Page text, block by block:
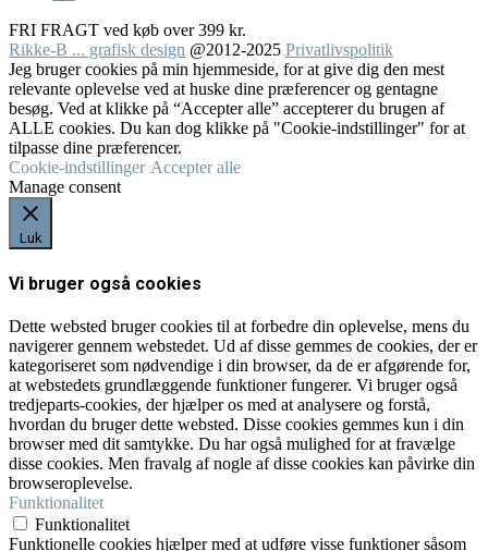
FRI FRAGT ved køb over 399 kr.
Rikke-B ... grafisk design @2012-2025 Privatlivspolitik
Jeg bruger cookies på min hjemmeside, for at give dig den mest
relevante oplevelse ved at huske dine præferencer og gentagne
besøg. Ved at klikke på “Accepter alle” accepterer du brugen af
ALLE cookies. Du kan dog klikke på "Cookie-indstillinger" for at
tilpasse dine præferencer.
Cookie-indstillinger Accepter alle
Manage consent
Luk
Vi bruger også cookies
Dette websted bruger cookies til at forbedre din oplevelse, mens du
navigerer gennem webstedet. Ud af disse gemmes de cookies, der er
kategoriseret som nødvendige i din browser, da de er afgørende for,
at webstedets grundlæggende funktioner fungerer. Vi bruger også
tredjeparts-cookies, der hjælper os med at analysere og forstå,
hvordan du bruger dette websted. Disse cookies gemmes kun i din
browser med dit samtykke. Du har også mulighed for at fravælge
disse cookies. Men fravalg af nogle af disse cookies kan påvirke din
browseroplevelse.
Funktionalitet
Funktionalitet
Funktionelle cookies hjælper med at udføre visse funktioner såsom